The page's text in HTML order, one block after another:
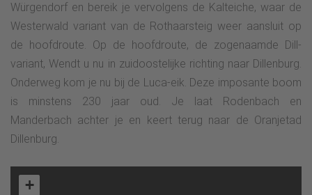
Würgendorf en bereik je vervolgens de Kalteiche, waar de
Westerwald variant van de Rothaarsteig weer aansluit op
de hoofdroute. Op de hoofdroute, de zogenaamde Dill-
variant, Wendt u nu in zuidoostelijke richting naar Dillenburg.
Onderweg kom je nu bij de Luca-eik. Deze imposante boom
is minstens 230 jaar oud. Je laat Rodenbach en
Manderbach achter je en keert terug naar de Oranjetad
Dillenburg.
+